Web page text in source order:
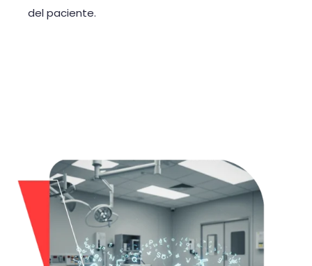
del paciente.